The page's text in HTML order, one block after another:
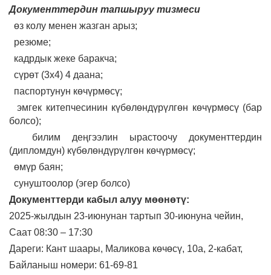
Документтердин тапшыруу тизмеси
өз колу менен жазган арыз;
резюме;
кадрдык жеке баракча;
сүрөт (3х4) 4 даана;
паспортунун көчүрмөсү;
эмгек китепчесинин күбөлөндүрүлгөн көчүрмөсү (бар
болсо);
билим деңгээлин ырастоочу документтердин
(дипломдун) күбөлөндүрүлгөн көчүрмөсү;
өмүр баян;
сунуштоолор (эгер болсо)
Документтерди кабыл алуу мөөнөтү:
2025-жылдын 23-июнунан тартып 30-июнуна чейин,
Саат 08:30 – 17:30
Дареги: Кант шаары, Маликова көчөсү, 10а, 2-кабат,
Байланыш номери: 61-69-81